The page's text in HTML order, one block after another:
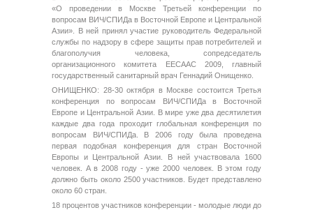
«О проведении в Москве Третьей конференции по
вопросам ВИЧ/СПИДа в Восточной Европе и Центральной
Азии». В ней принял участие руководитель Федеральной
службы по надзору в сфере защиты прав потребителей и
благополучия человека, сопредседатель
организационного комитета ЕЕСААС 2009, главный
государственный санитарный врач Геннадий Онищенко.
ОНИЩЕНКО: 28-30 октября в Москве состоится Третья
конференция по вопросам ВИЧ/СПИДа в Восточной
Европе и Центральной Азии. В мире уже два десятилетия
каждые два года проходит глобальная конференция по
вопросам ВИЧ/СПИДа. В 2006 году была проведена
первая подобная конференция для стран Восточной
Европы и Центральной Азии. В ней участвовала 1600
человек. А в 2008 году - уже 2000 человек. В этом году
должно быть около 2500 участников. Будет представлено
около 60 стран.
18 процентов участников конференции - молодые люди до